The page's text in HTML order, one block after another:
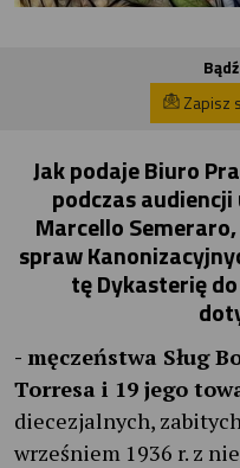
Zapisz
Jak podaje Biuro
podczas
Marcello
spraw
tę Dykasterię
- męczeństwa Sług
Torresa i 19 jego
diecezjalnych,
wrześniem 1936 r. z